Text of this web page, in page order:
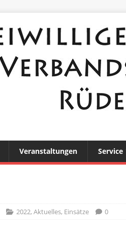
Veranstaltungen Service
2022, Aktuelles, Einsätze 0